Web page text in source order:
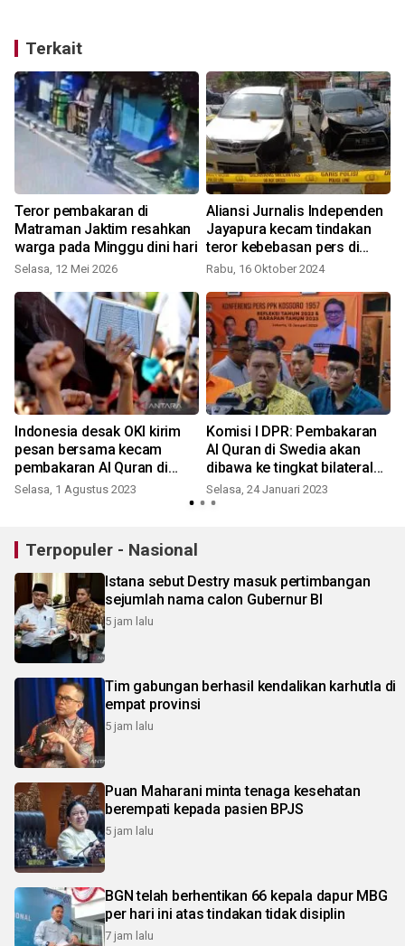
Terkait
Teror pembakaran di
Matraman Jaktim resahkan
warga pada Minggu dini hari
Selasa, 12 Mei 2026
Aliansi Jurnalis Independen
Jayapura kecam tindakan
teror kebebasan pers di
Papua
Rabu, 16 Oktober 2024
Indonesia desak OKI kirim
pesan bersama kecam
pembakaran Al Quran di
beberapa negara Eropa
Selasa, 1 Agustus 2023
Komisi I DPR: Pembakaran
Al Quran di Swedia akan
dibawa ke tingkat bilateral
atau multilateral
Selasa, 24 Januari 2023
Terpopuler - Nasional
Istana sebut Destry masuk pertimbangan
sejumlah nama calon Gubernur BI
5 jam lalu
Tim gabungan berhasil kendalikan karhutla di
empat provinsi
5 jam lalu
Puan Maharani minta tenaga kesehatan
berempati kepada pasien BPJS
5 jam lalu
BGN telah berhentikan 66 kepala dapur MBG
per hari ini atas tindakan tidak disiplin
7 jam lalu